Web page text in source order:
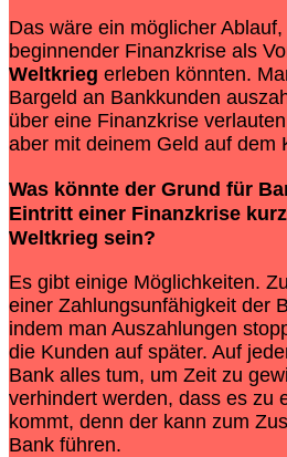
Das wäre ein möglicher
beginnender Finanzkrise als
Weltkrieg erleben könnten.
Bargeld an Bankkunden
über eine Finanzkrise
aber mit deinem Geld auf dem
Was könnte der Grund für
Eintritt einer Finanzkrise
Weltkrieg sein?
Es gibt einige Möglichkeiten.
einer Zahlungsunfähigkeit der
indem man Auszahlungen
die Kunden auf später. Auf
Bank alles tum, um Zeit zu
verhindert werden, dass es zu
kommt, denn der kann zum
Bank führen.